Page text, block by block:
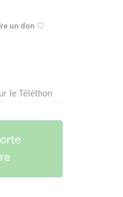
un don
le Téléthon